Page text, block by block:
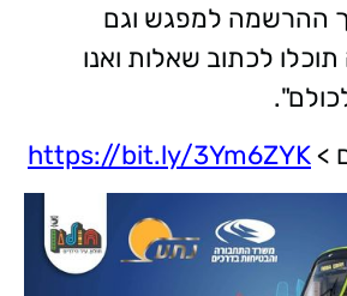
ההרשמה למפגש וגם
לכתוב שאלות ואנו
>
https://bit.ly/3Ym6ZYK